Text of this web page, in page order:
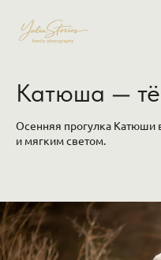
Катюша —
Осенняя прогулка Катюши
и мягким светом.